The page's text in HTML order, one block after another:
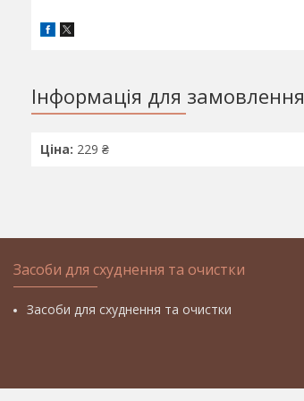
Інформація для замовлення
Ціна: 229 ₴
Засоби для схуднення та очистки
Засоби для схуднення та очистки